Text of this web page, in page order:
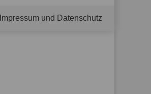
Impressum und Datenschutz